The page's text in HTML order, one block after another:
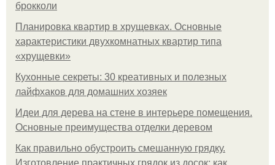
брокколи
Планировка квартир в хрущевках. Основные
характеристики двухкомнатных квартир типа
«хрущевки»
Кухонные секреты: 30 креативных и полезных
лайфхаков для домашних хозяек
Идеи для дерева на стене в интерьере помещения.
Основные преимущества отделки деревом
Как правильно обустроить смешанную грядку.
Изготовление практичных грядок из досок: как